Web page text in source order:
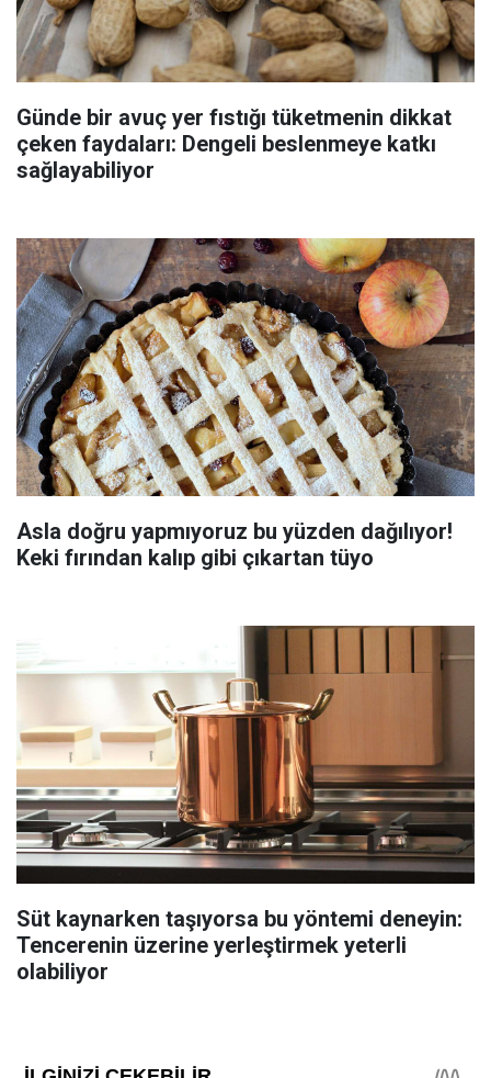
Günde bir avuç yer fıstığı tüketmenin dikkat
çeken faydaları: Dengeli beslenmeye katkı
sağlayabiliyor
Asla doğru yapmıyoruz bu yüzden dağılıyor!
Keki fırından kalıp gibi çıkartan tüyo
Süt kaynarken taşıyorsa bu yöntemi deneyin:
Tencerenin üzerine yerleştirmek yeterli
olabiliyor